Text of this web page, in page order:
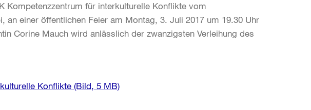
Kompetenzzentrum für interkulturelle Konflikte vom
an einer öffentlichen Feier am Montag, 3. Juli 2017 um 19.30 Uhr
Corine Mauch wird anlässlich der zwanzigsten Verleihung des
Konflikte(Bild, 5 MB)